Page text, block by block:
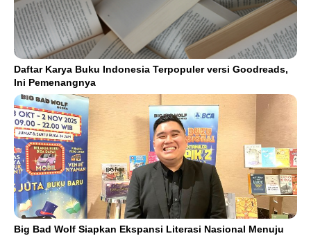
Daftar Karya Buku Indonesia Terpopuler versi Goodreads,
Ini Pemenangnya
Big Bad Wolf Siapkan Ekspansi Literasi Nasional Menuju